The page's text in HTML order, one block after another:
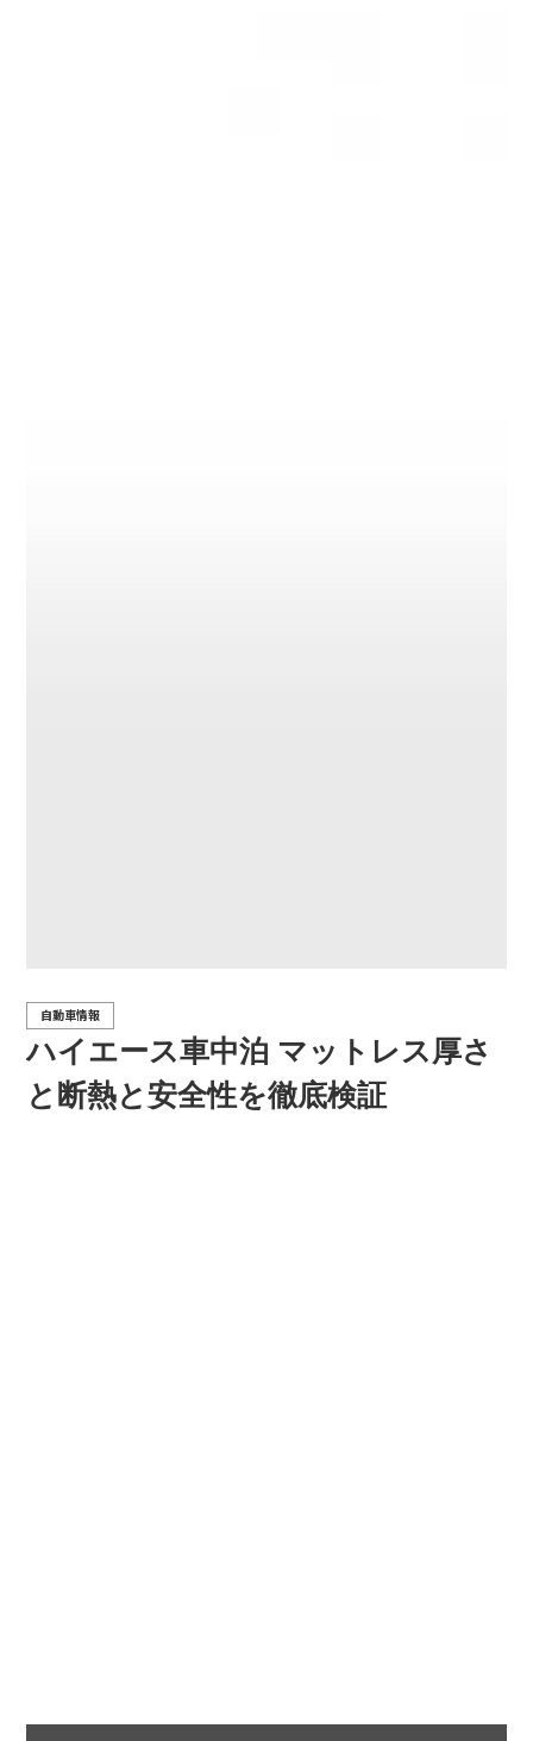
ハイエース車中泊 マットレス厚さ
と断熱と安全性を徹底検証
自動車情報